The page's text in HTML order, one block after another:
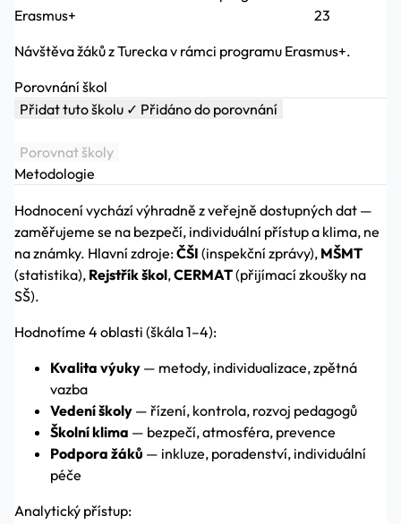
Erasmus+
23
Návštěva žáků z Turecka v rámci programu Erasmus+.
Porovnání škol
Přidat tuto školu ✓ Přidáno do porovnání
Porovnat školy
Metodologie
Hodnocení vychází výhradně z veřejně dostupných dat —
zaměřujeme se na bezpečí, individuální přístup a klima, ne
na známky. Hlavní zdroje:ČŠI (inspekční zprávy), MŠMT
(statistika), Rejstřík škol,CERMAT(přijímací zkoušky na
SŠ).
Hodnotíme 4 oblasti (škála 1–4):
Kvalita výuky — metody, individualizace, zpětná
vazba
Vedení školy — řízení, kontrola, rozvoj pedagogů
Školní klima — bezpečí, atmosféra, prevence
Podpora žáků — inkluze, poradenství, individuální
péče
Analytický přístup: